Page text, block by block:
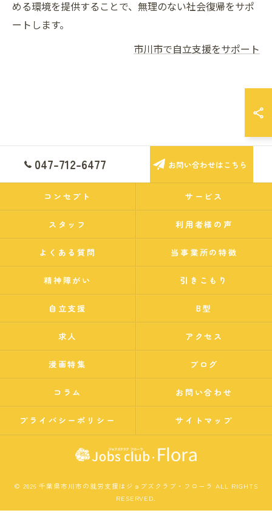
める環境を提供することで、無理のない社会復帰をサポ
ートします。
市川市で自立支援をサポート
047-712-6477 お問い合わせはこちら
コンセプト サービス
スタッフ 利用者様の声
よくある質問 当事業所の特徴
精神障がい 引きこもり
自立支援 B型
求人 アクセス
漫画特集 ブログ
コラム お問い合わせ
プライバシーポリシー サイトマップ
© 2026 千葉県市川市の就労支援はジョブズクラブ・フローラ ALL RIGHTS
RESERVED.